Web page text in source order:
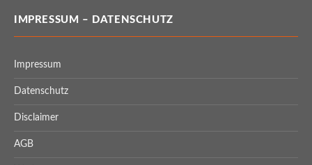
IMPRESSUM – DATENSCHUTZ
Impressum
Datenschutz
Disclaimer
AGB